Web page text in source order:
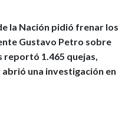
la Nación pidió frenar los
Gustavo Petro sobre
1.465 quejas,
una investigación en